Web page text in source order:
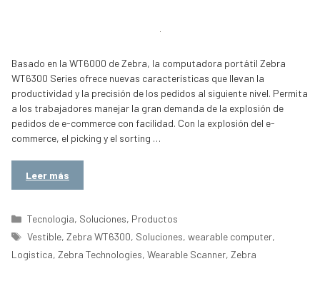
Basado en la WT6000 de Zebra, la computadora portátil Zebra
WT6300 Series ofrece nuevas características que llevan la
productividad y la precisión de los pedidos al siguiente nivel. Permita
a los trabajadores manejar la gran demanda de la explosión de
pedidos de e-commerce con facilidad. Con la explosión del e-
commerce, el picking y el sorting …
Leer más
Categorías
Tecnologia, Soluciones, Productos
Etiquetas
Vestible,Zebra WT6300, Soluciones,wearable computer,
Logistica, Zebra Technologies, Wearable Scanner, Zebra